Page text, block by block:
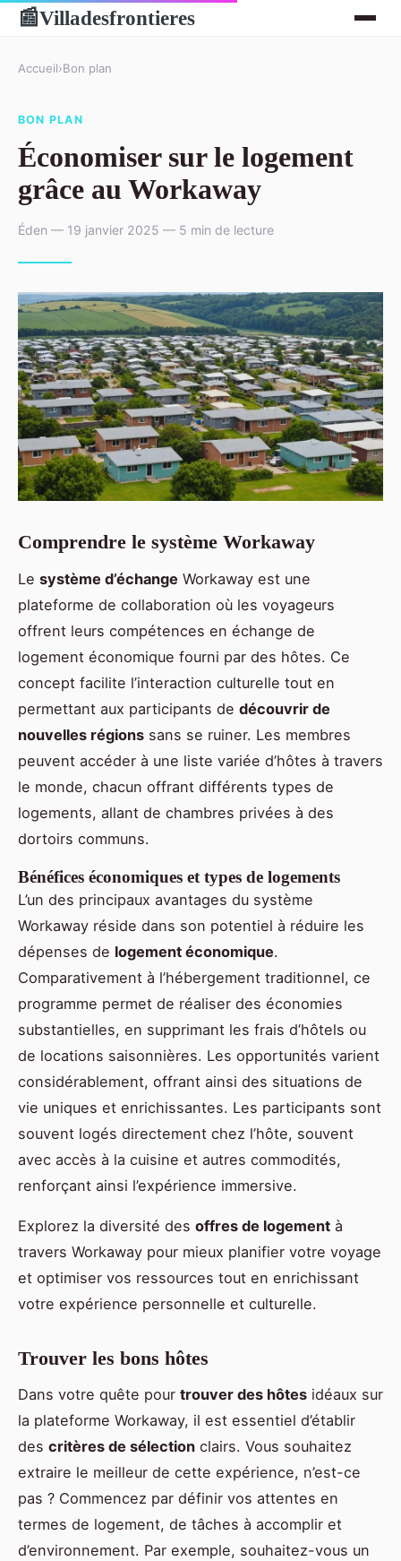
📰Villadesfrontieres
Accueil›Bon plan
BON PLAN
Économiser sur le logement
grâce au Workaway
Éden — 19 janvier 2025 — 5 min de lecture
Comprendre le système Workaway
Le système d’échange Workaway est une
plateforme de collaboration où les voyageurs
offrent leurs compétences en échange de
logement économique fourni par des hôtes. Ce
concept facilite l’interaction culturelle tout en
permettant aux participants de découvrir de
nouvelles régions sans se ruiner. Les membres
peuvent accéder à une liste variée d’hôtes à travers
le monde, chacun offrant différents types de
logements, allant de chambres privées à des
dortoirs communs.
Bénéfices économiques et types de logements
L’un des principaux avantages du système
Workaway réside dans son potentiel à réduire les
dépenses de logement économique.
Comparativement à l’hébergement traditionnel, ce
programme permet de réaliser des économies
substantielles, en supprimant les frais d’hôtels ou
de locations saisonnières. Les opportunités varient
considérablement, offrant ainsi des situations de
vie uniques et enrichissantes. Les participants sont
souvent logés directement chez l’hôte, souvent
avec accès à la cuisine et autres commodités,
renforçant ainsi l’expérience immersive.
Explorez la diversité des offres de logement à
travers Workaway pour mieux planifier votre voyage
et optimiser vos ressources tout en enrichissant
votre expérience personnelle et culturelle.
Trouver les bons hôtes
Dans votre quête pour trouver des hôtes idéaux sur
la plateforme Workaway, il est essentiel d’établir
des critères de sélection clairs. Vous souhaitez
extraire le meilleur de cette expérience, n’est-ce
pas ? Commencez par définir vos attentes en
termes de logement, de tâches à accomplir et
d’environnement. Par exemple, souhaitez-vous un